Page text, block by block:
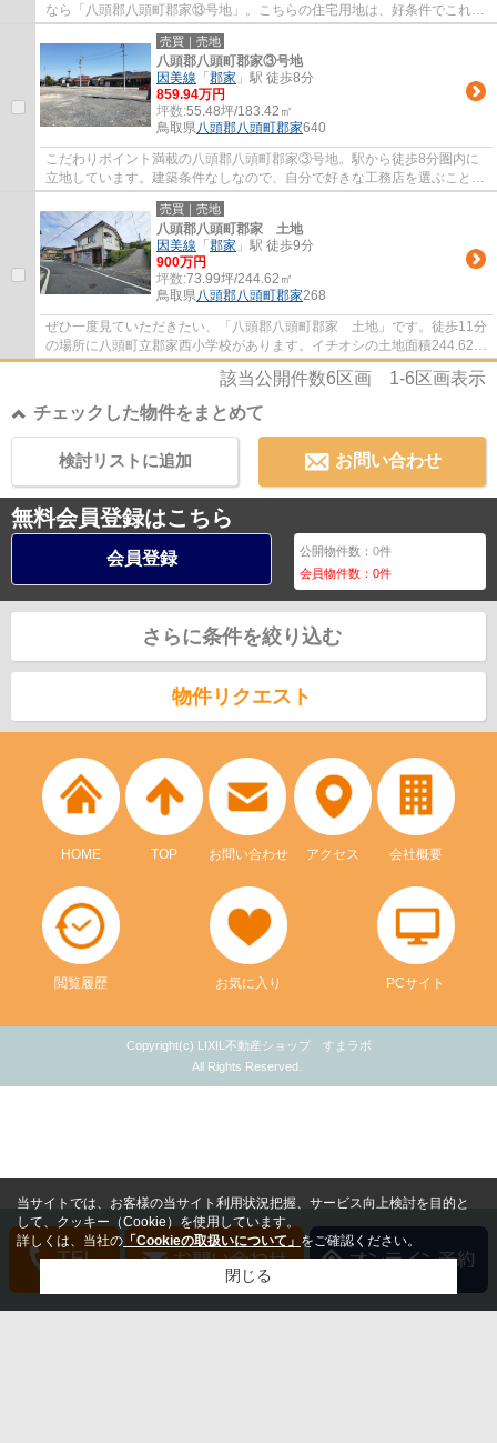
なら「八頭郡八頭町郡家⑬号地」。こちらの住宅用地は、好条件でこれか
らマイホームをお考えの方におすすめです。...
売買｜売地
八頭郡八頭町郡家③号地
因美線 「郡家 」駅 徒歩8分
859.94万円
坪数:55.48坪/183.42㎡
鳥取県 八頭郡八頭町郡家640
こだわりポイント満載の八頭郡八頭町郡家③号地。駅から徒歩8分圏内に
立地しています。建築条件なしなので、自分で好きな工務店を選ぶことが
できます。八頭郡八頭町の土地情報は情報量...
売買｜売地
八頭郡八頭町郡家 土地
因美線 「郡家 」駅 徒歩9分
900万円
坪数:73.99坪/244.62㎡
鳥取県 八頭郡八頭町郡家268
ぜひ一度見ていただきたい、「八頭郡八頭町郡家 土地」です。徒歩11分
の場所に八頭町立郡家西小学校があります。イチオシの土地面積244.62㎡
(公簿)の土地です。お薦めの因美線郡家周...
該当公開件数6区画 1-6区画表示
チェックした物件をまとめて
お問い合わせ
検討リストに追加
無料会員登録はこちら
会員登録 公開物件数：0件
会員物件数：0件
さらに条件を絞り込む
物件リクエスト
HOME TOP お問い合わせ アクセス 会社概要
閲覧履歴 お気に入り PCサイト
Copyright(c) LIXIL不動産ショップ すまラボ
All Rights Reserved.
当サイトでは、お客様の当サイト利用状況把握、サービス向上検討を目的と
して、クッキー（Cookie）を使用しています。
詳しくは、当社の 「Cookieの取扱いについて」 をご確認ください。
閉じる